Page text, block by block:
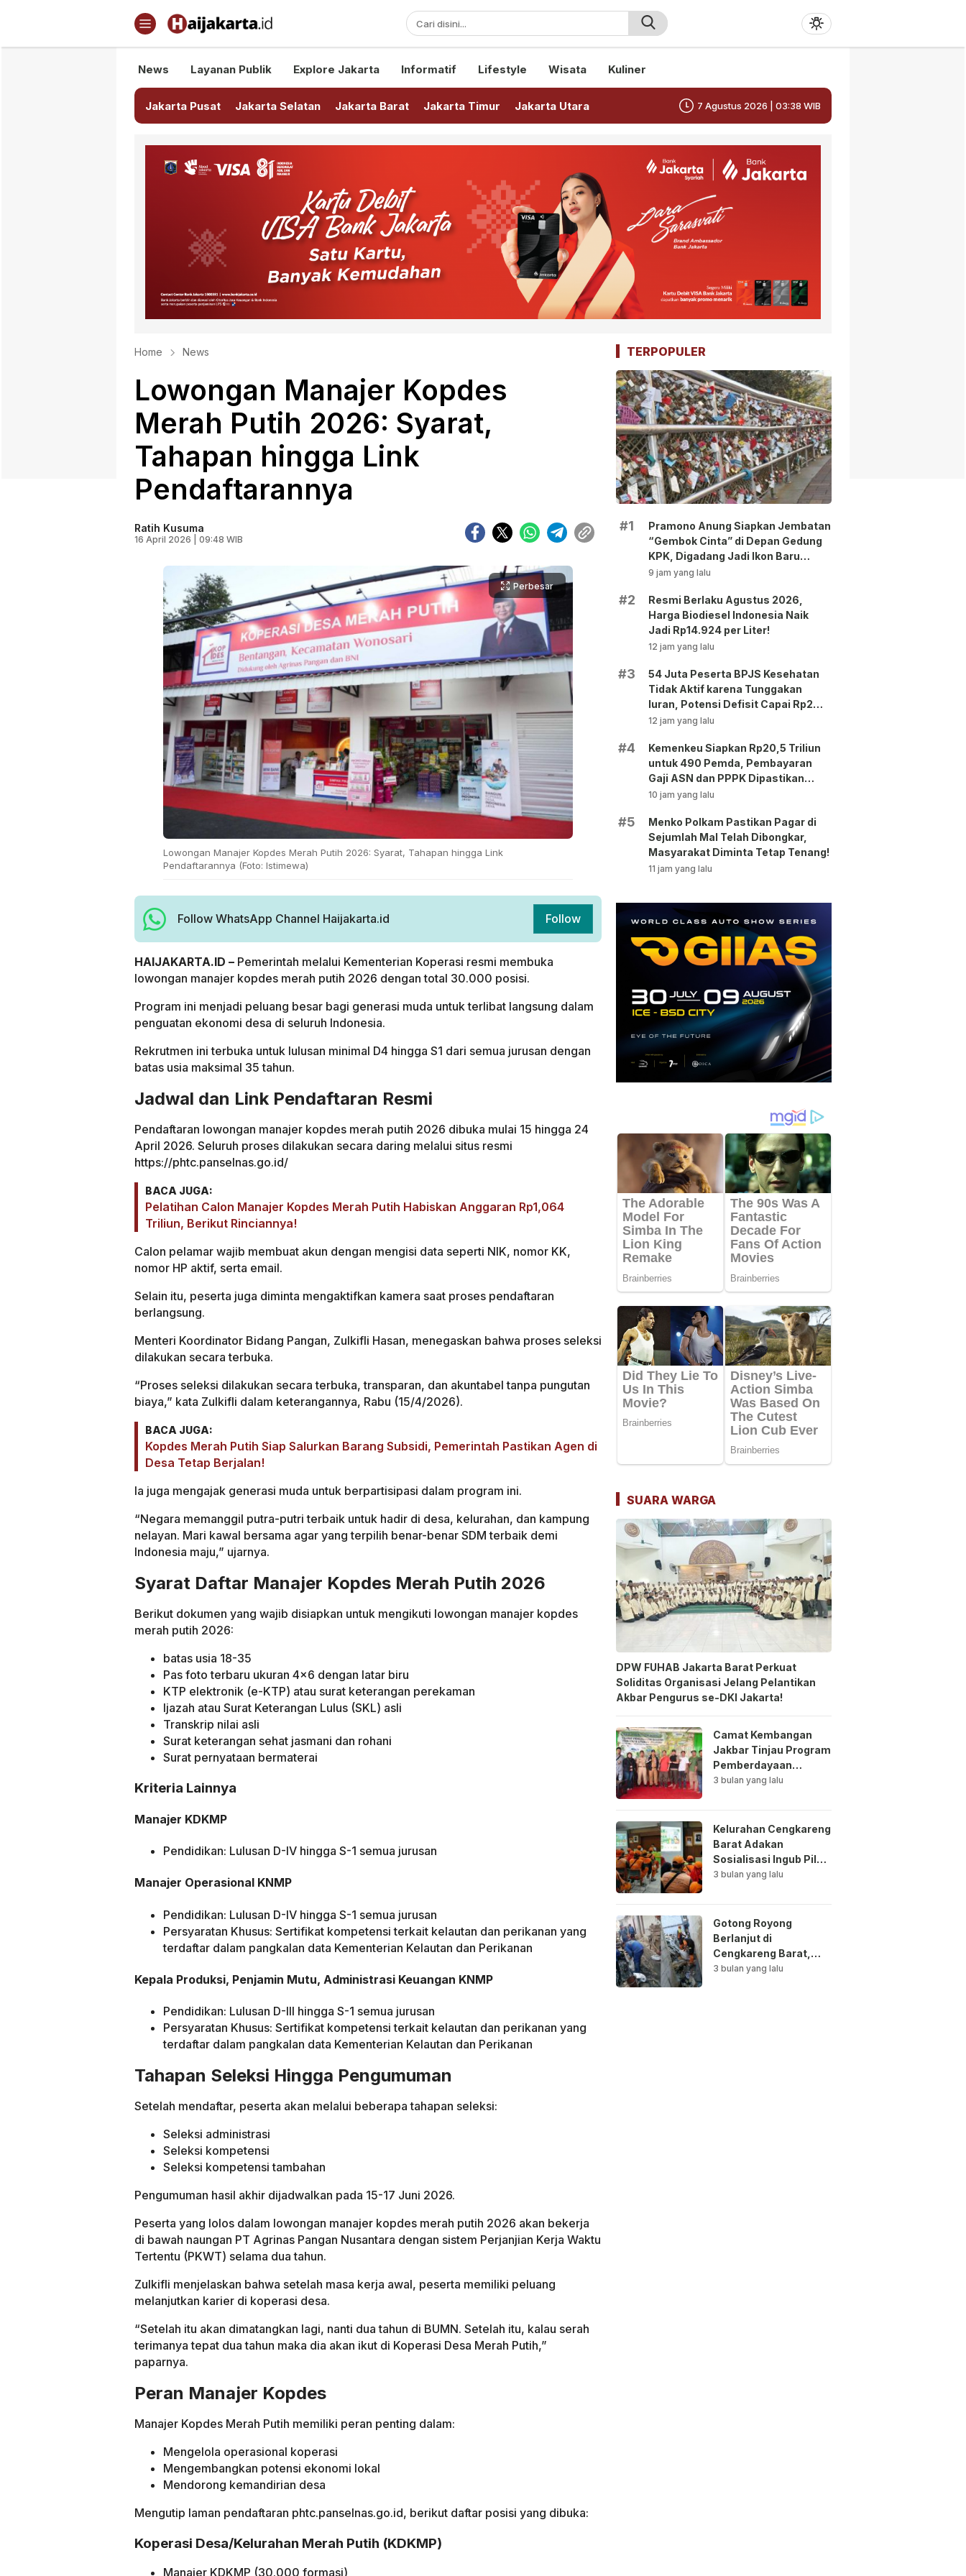
Haijakarta.id
Semua Tentang Jakarta Ada Disini!
News Layanan Publik Explore Jakarta Informatif Lifestyle Wisata Kuliner
Jakarta Pusat Jakarta Selatan Jakarta Barat Jakarta Timur Jakarta Utara 7 Agustus 2026 | 03:38 WIB
Home News
Lowongan Manajer Kopdes
Merah Putih 2026: Syarat,
Tahapan hingga Link
Pendaftarannya
Ratih Kusuma
16 April 2026 | 09:48 WIB
Perbesar
Lowongan Manajer Kopdes Merah Putih 2026: Syarat, Tahapan hingga Link
Pendaftarannya (Foto: Istimewa)
Follow WhatsApp Channel Haijakarta.id Follow
HAIJAKARTA.ID – Pemerintah melalui Kementerian Koperasi resmi membuka
lowongan manajer kopdes merah putih 2026 dengan total 30.000 posisi.
Program ini menjadi peluang besar bagi generasi muda untuk terlibat langsung dalam
penguatan ekonomi desa di seluruh Indonesia.
Rekrutmen ini terbuka untuk lulusan minimal D4 hingga S1 dari semua jurusan dengan
batas usia maksimal 35 tahun.
Jadwal dan Link Pendaftaran Resmi
Pendaftaran lowongan manajer kopdes merah putih 2026 dibuka mulai 15 hingga 24
April 2026. Seluruh proses dilakukan secara daring melalui situs resmi
https://phtc.panselnas.go.id/
BACA JUGA:
Pelatihan Calon Manajer Kopdes Merah Putih Habiskan Anggaran Rp1,064
Triliun, Berikut Rinciannya!
Calon pelamar wajib membuat akun dengan mengisi data seperti NIK, nomor KK,
nomor HP aktif, serta email.
Selain itu, peserta juga diminta mengaktifkan kamera saat proses pendaftaran
berlangsung.
Menteri Koordinator Bidang Pangan, Zulkifli Hasan, menegaskan bahwa proses seleksi
dilakukan secara terbuka.
“Proses seleksi dilakukan secara terbuka, transparan, dan akuntabel tanpa pungutan
biaya,” kata Zulkifli dalam keterangannya, Rabu (15/4/2026).
BACA JUGA:
Kopdes Merah Putih Siap Salurkan Barang Subsidi, Pemerintah Pastikan Agen di
Desa Tetap Berjalan!
Ia juga mengajak generasi muda untuk berpartisipasi dalam program ini.
“Negara memanggil putra-putri terbaik untuk hadir di desa, kelurahan, dan kampung
nelayan. Mari kawal bersama agar yang terpilih benar-benar SDM terbaik demi
Indonesia maju,” ujarnya.
Syarat Daftar Manajer Kopdes Merah Putih 2026
Berikut dokumen yang wajib disiapkan untuk mengikuti lowongan manajer kopdes
merah putih 2026:
batas usia 18-35
Pas foto terbaru ukuran 4×6 dengan latar biru
KTP elektronik (e-KTP) atau surat keterangan perekaman
Ijazah atau Surat Keterangan Lulus (SKL) asli
Transkrip nilai asli
Surat keterangan sehat jasmani dan rohani
Surat pernyataan bermaterai
Kriteria Lainnya
Manajer KDKMP
Pendidikan: Lulusan D-IV hingga S-1 semua jurusan
Manajer Operasional KNMP
Pendidikan: Lulusan D-IV hingga S-1 semua jurusan
Persyaratan Khusus: Sertifikat kompetensi terkait kelautan dan perikanan yang
terdaftar dalam pangkalan data Kementerian Kelautan dan Perikanan
Kepala Produksi, Penjamin Mutu, Administrasi Keuangan KNMP
Pendidikan: Lulusan D-III hingga S-1 semua jurusan
Persyaratan Khusus: Sertifikat kompetensi terkait kelautan dan perikanan yang
terdaftar dalam pangkalan data Kementerian Kelautan dan Perikanan
Tahapan Seleksi Hingga Pengumuman
Setelah mendaftar, peserta akan melalui beberapa tahapan seleksi:
Seleksi administrasi
Seleksi kompetensi
Seleksi kompetensi tambahan
Pengumuman hasil akhir dijadwalkan pada 15-17 Juni 2026.
Peserta yang lolos dalam lowongan manajer kopdes merah putih 2026 akan bekerja
di bawah naungan PT Agrinas Pangan Nusantara dengan sistem Perjanjian Kerja Waktu
Tertentu (PKWT) selama dua tahun.
Zulkifli menjelaskan bahwa setelah masa kerja awal, peserta memiliki peluang
melanjutkan karier di koperasi desa.
“Setelah itu akan dimatangkan lagi, nanti dua tahun di BUMN. Setelah itu, kalau serah
terimanya tepat dua tahun maka dia akan ikut di Koperasi Desa Merah Putih,”
paparnya.
Peran Manajer Kopdes
Manajer Kopdes Merah Putih memiliki peran penting dalam:
Mengelola operasional koperasi
Mengembangkan potensi ekonomi lokal
Mendorong kemandirian desa
Mengutip laman pendaftaran phtc.panselnas.go.id, berikut daftar posisi yang dibuka:
Koperasi Desa/Kelurahan Merah Putih (KDKMP)
Manajer KDKMP (30.000 formasi)
TERPOPULER
#1
Pramono Anung Siapkan Jembatan
“Gembok Cinta” di Depan Gedung
KPK, Digadang Jadi Ikon Baru
Jakarta!
9 jam yang lalu
#2
Resmi Berlaku Agustus 2026,
Harga Biodiesel Indonesia Naik
Jadi Rp14.924 per Liter!
12 jam yang lalu
#3
54 Juta Peserta BPJS Kesehatan
Tidak Aktif karena Tunggakan
Iuran, Potensi Defisit Capai Rp2
Triliun per Bulan!
12 jam yang lalu
#4
Kemenkeu Siapkan Rp20,5 Triliun
untuk 490 Pemda, Pembayaran
Gaji ASN dan PPPK Dipastikan
Tetap Berjalan!
10 jam yang lalu
#5
Menko Polkam Pastikan Pagar di
Sejumlah Mal Telah Dibongkar,
Masyarakat Diminta Tetap Tenang!
11 jam yang lalu
SUARA WARGA
DPW FUHAB Jakarta Barat Perkuat
Soliditas Organisasi Jelang Pelantikan
Akbar Pengurus se-DKI Jakarta!
Camat Kembangan
Jakbar Tinjau Program
Pemberdayaan
Lingkungan di Bale
3 bulan yang lalu
Kelurahan Cengkareng
Barat Adakan
Sosialisasi Ingub Pilah
Sampah Kepada PPSU
3 bulan yang lalu
Gotong Royong
Berlanjut di
Cengkareng Barat,
Saluran Air
3 bulan yang lalu